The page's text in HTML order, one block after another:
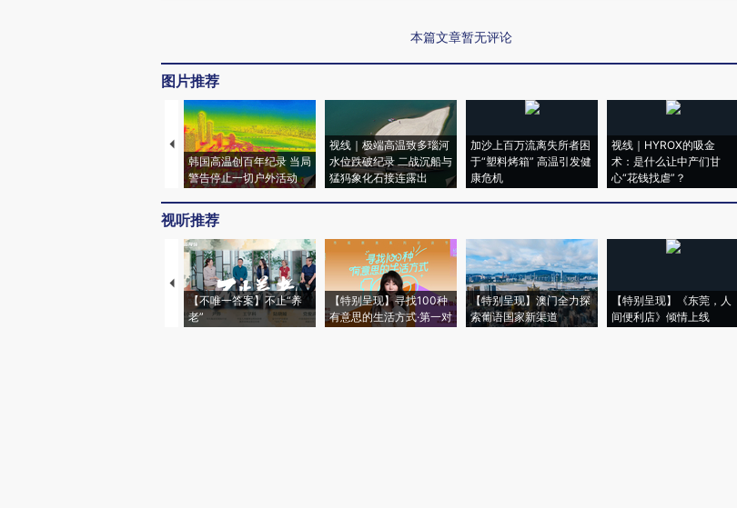
本篇文章暂无评论
图片推荐
韩国高温创百年纪录 当局
警告停止一切户外活动
视线｜极端高温致多瑙河
水位跌破纪录 二战沉船与
猛犸象化石接连露出
加沙上百万流离失所者困
于“塑料烤箱” 高温引发健
康危机
视线｜HYROX的吸金
术：是什么让中产们甘
心“花钱找虐”？
视听推荐
【不唯一答案】不止“养
老”
【特别呈现】寻找100种
有意思的生活方式·第一对
【特别呈现】澳门全力探
索葡语国家新渠道
【特别呈现】《东莞，人
间便利店》倾情上线